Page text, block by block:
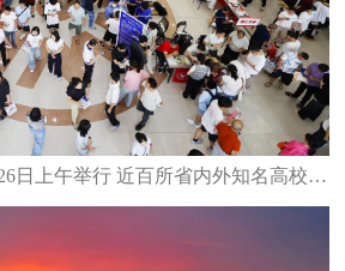
2026高招现场咨询会26日上午举行 近百所省内外知名高校齐聚泉州